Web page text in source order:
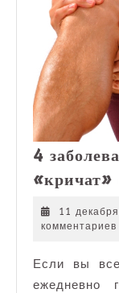
4
«кричат»
11
комментариев
Если вы
ежедневно